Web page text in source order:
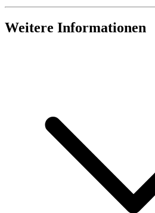
Weitere Informationen